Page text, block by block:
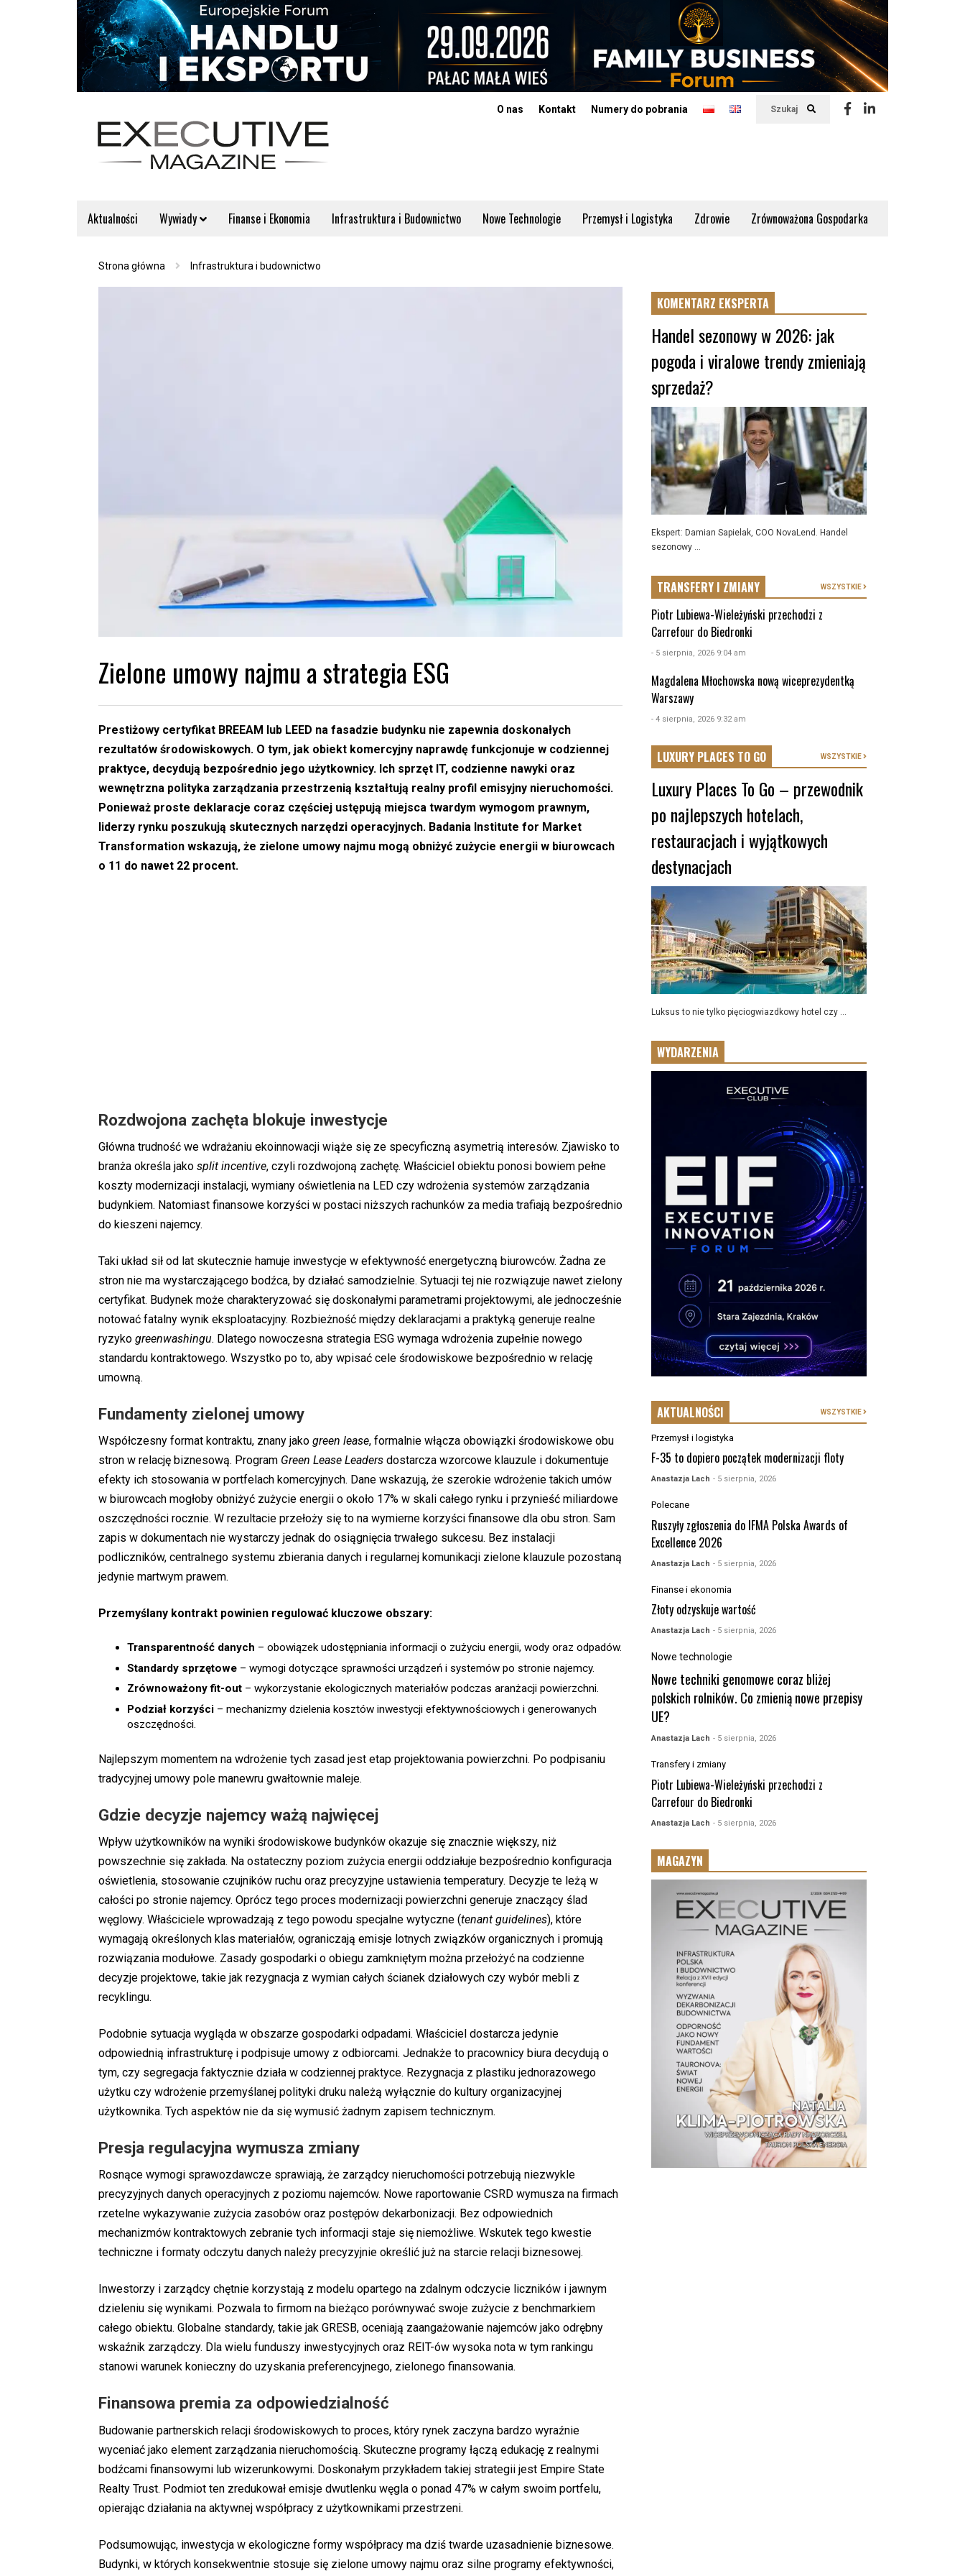
Szukaj
O nas Kontakt Numery do pobrania
Aktualności Wywiady Finanse i Ekonomia Infrastruktura i Budownictwo Nowe Technologie Przemysł i Logistyka Zdrowie Zrównoważona Gospodarka
Strona główna Infrastruktura i budownictwo
Zielone umowy najmu a strategia ESG
Prestiżowy certyfikat BREEAM lub LEED na fasadzie budynku nie zapewnia doskonałych
rezultatów środowiskowych. O tym, jak obiekt komercyjny naprawdę funkcjonuje w codziennej
praktyce, decydują bezpośrednio jego użytkownicy. Ich sprzęt IT, codzienne nawyki oraz
wewnętrzna polityka zarządzania przestrzenią kształtują realny profil emisyjny nieruchomości.
Ponieważ proste deklaracje coraz częściej ustępują miejsca twardym wymogom prawnym,
liderzy rynku poszukują skutecznych narzędzi operacyjnych. Badania Institute for Market
Transformation wskazują, że zielone umowy najmu mogą obniżyć zużycie energii w biurowcach
o 11 do nawet 22 procent.
Rozdwojona zachęta blokuje inwestycje
Główna trudność we wdrażaniu ekoinnowacji wiąże się ze specyficzną asymetrią interesów. Zjawisko to
branża określa jako split incentive, czyli rozdwojoną zachętę. Właściciel obiektu ponosi bowiem pełne
koszty modernizacji instalacji, wymiany oświetlenia na LED czy wdrożenia systemów zarządzania
budynkiem. Natomiast finansowe korzyści w postaci niższych rachunków za media trafiają bezpośrednio
do kieszeni najemcy.
Taki układ sił od lat skutecznie hamuje inwestycje w efektywność energetyczną biurowców. Żadna ze
stron nie ma wystarczającego bodźca, by działać samodzielnie. Sytuacji tej nie rozwiązuje nawet zielony
certyfikat. Budynek może charakteryzować się doskonałymi parametrami projektowymi, ale jednocześnie
notować fatalny wynik eksploatacyjny. Rozbieżność między deklaracjami a praktyką generuje realne
ryzyko greenwashingu. Dlatego nowoczesna strategia ESG wymaga wdrożenia zupełnie nowego
standardu kontraktowego. Wszystko po to, aby wpisać cele środowiskowe bezpośrednio w relację
umowną.
Fundamenty zielonej umowy
Współczesny format kontraktu, znany jako green lease, formalnie włącza obowiązki środowiskowe obu
stron w relację biznesową. Program Green Lease Leaders dostarcza wzorcowe klauzule i dokumentuje
efekty ich stosowania w portfelach komercyjnych. Dane wskazują, że szerokie wdrożenie takich umów
w biurowcach mogłoby obniżyć zużycie energii o około 17% w skali całego rynku i przynieść miliardowe
oszczędności rocznie. W rezultacie przełoży się to na wymierne korzyści finansowe dla obu stron. Sam
zapis w dokumentach nie wystarczy jednak do osiągnięcia trwałego sukcesu. Bez instalacji
podliczników, centralnego systemu zbierania danych i regularnej komunikacji zielone klauzule pozostaną
jedynie martwym prawem.
Przemyślany kontrakt powinien regulować kluczowe obszary:
Transparentność danych – obowiązek udostępniania informacji o zużyciu energii, wody oraz odpadów.
Standardy sprzętowe – wymogi dotyczące sprawności urządzeń i systemów po stronie najemcy.
Zrównoważony fit-out – wykorzystanie ekologicznych materiałów podczas aranżacji powierzchni.
Podział korzyści – mechanizmy dzielenia kosztów inwestycji efektywnościowych i generowanych
oszczędności.
Najlepszym momentem na wdrożenie tych zasad jest etap projektowania powierzchni. Po podpisaniu
tradycyjnej umowy pole manewru gwałtownie maleje.
Gdzie decyzje najemcy ważą najwięcej
Wpływ użytkowników na wyniki środowiskowe budynków okazuje się znacznie większy, niż
powszechnie się zakłada. Na ostateczny poziom zużycia energii oddziałuje bezpośrednio konfiguracja
oświetlenia, stosowanie czujników ruchu oraz precyzyjne ustawienia temperatury. Decyzje te leżą w
całości po stronie najemcy. Oprócz tego proces modernizacji powierzchni generuje znaczący ślad
węglowy. Właściciele wprowadzają z tego powodu specjalne wytyczne (tenant guidelines), które
wymagają określonych klas materiałów, ograniczają emisje lotnych związków organicznych i promują
rozwiązania modułowe. Zasady gospodarki o obiegu zamkniętym można przełożyć na codzienne
decyzje projektowe, takie jak rezygnacja z wymian całych ścianek działowych czy wybór mebli z
recyklingu.
Podobnie sytuacja wygląda w obszarze gospodarki odpadami. Właściciel dostarcza jedynie
odpowiednią infrastrukturę i podpisuje umowy z odbiorcami. Jednakże to pracownicy biura decydują o
tym, czy segregacja faktycznie działa w codziennej praktyce. Rezygnacja z plastiku jednorazowego
użytku czy wdrożenie przemyślanej polityki druku należą wyłącznie do kultury organizacyjnej
użytkownika. Tych aspektów nie da się wymusić żadnym zapisem technicznym.
Presja regulacyjna wymusza zmiany
Rosnące wymogi sprawozdawcze sprawiają, że zarządcy nieruchomości potrzebują niezwykle
precyzyjnych danych operacyjnych z poziomu najemców. Nowe raportowanie CSRD wymusza na firmach
rzetelne wykazywanie zużycia zasobów oraz postępów dekarbonizacji. Bez odpowiednich
mechanizmów kontraktowych zebranie tych informacji staje się niemożliwe. Wskutek tego kwestie
techniczne i formaty odczytu danych należy precyzyjnie określić już na starcie relacji biznesowej.
Inwestorzy i zarządcy chętnie korzystają z modelu opartego na zdalnym odczycie liczników i jawnym
dzieleniu się wynikami. Pozwala to firmom na bieżąco porównywać swoje zużycie z benchmarkiem
całego obiektu. Globalne standardy, takie jak GRESB, oceniają zaangażowanie najemców jako odrębny
wskaźnik zarządczy. Dla wielu funduszy inwestycyjnych oraz REIT-ów wysoka nota w tym rankingu
stanowi warunek konieczny do uzyskania preferencyjnego, zielonego finansowania.
Finansowa premia za odpowiedzialność
Budowanie partnerskich relacji środowiskowych to proces, który rynek zaczyna bardzo wyraźnie
wyceniać jako element zarządzania nieruchomością. Skuteczne programy łączą edukację z realnymi
bodźcami finansowymi lub wizerunkowymi. Doskonałym przykładem takiej strategii jest Empire State
Realty Trust. Podmiot ten zredukował emisje dwutlenku węgla o ponad 47% w całym swoim portfelu,
opierając działania na aktywnej współpracy z użytkownikami przestrzeni.
Podsumowując, inwestycja w ekologiczne formy współpracy ma dziś twarde uzasadnienie biznesowe.
Budynki, w których konsekwentnie stosuje się zielone umowy najmu oraz silne programy efektywności,
KOMENTARZ EKSPERTA
Handel sezonowy w 2026: jak
pogoda i viralowe trendy zmieniają
sprzedaż?
Ekspert: Damian Sapielak, COO NovaLend. Handel
sezonowy ...
TRANSFERY I ZMIANY WSZYSTKIE
Piotr Lubiewa-Wieleżyński przechodzi z
Carrefour do Biedronki
- 5 sierpnia, 2026 9:04 am
Magdalena Młochowska nową wiceprezydentką
Warszawy
- 4 sierpnia, 2026 9:32 am
LUXURY PLACES TO GO WSZYSTKIE
Luxury Places To Go – przewodnik
po najlepszych hotelach,
restauracjach i wyjątkowych
destynacjach
Luksus to nie tylko pięciogwiazdkowy hotel czy ...
WYDARZENIA
AKTUALNOŚCI WSZYSTKIE
Przemysł i logistyka
F-35 to dopiero początek modernizacji floty
Anastazja Lach - 5 sierpnia, 2026
Polecane
Ruszyły zgłoszenia do IFMA Polska Awards of
Excellence 2026
Anastazja Lach - 5 sierpnia, 2026
Finanse i ekonomia
Złoty odzyskuje wartość
Anastazja Lach - 5 sierpnia, 2026
Nowe technologie
Nowe techniki genomowe coraz bliżej
polskich rolników. Co zmienią nowe przepisy
UE?
Anastazja Lach - 5 sierpnia, 2026
Transfery i zmiany
Piotr Lubiewa-Wieleżyński przechodzi z
Carrefour do Biedronki
Anastazja Lach - 5 sierpnia, 2026
MAGAZYN